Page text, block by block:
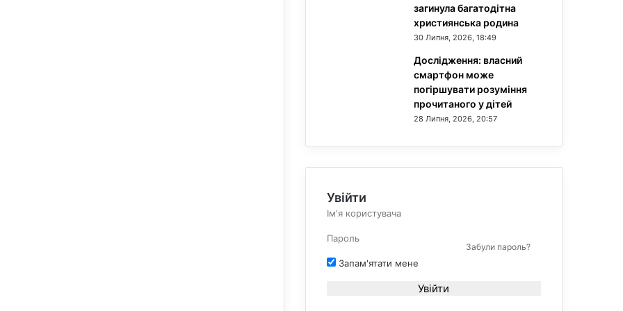
загинула багатодітна
християнська родина
30 Липня, 2026, 18:49
Дослідження: власний
смартфон може
погіршувати розуміння
прочитаного у дітей
28 Липня, 2026, 20:57
Увійти
Забули пароль?
Запам'ятати мене
Увійти